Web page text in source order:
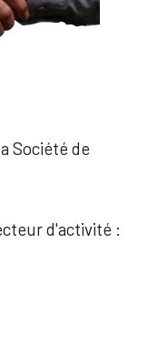
Société de
d'activité :